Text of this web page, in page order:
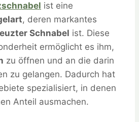
ist eine
, deren markantes
Schnabel ist. Diese
ermöglicht es ihm,
zu öffnen und an die darin
zu gelangen. Dadurch hat
spezialisiert, in denen
Anteil ausmachen.